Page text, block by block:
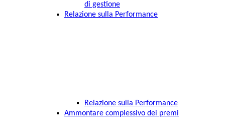
di gestione
Relazione sulla Performance
Relazione sulla Performance
Ammontare complessivo dei premi